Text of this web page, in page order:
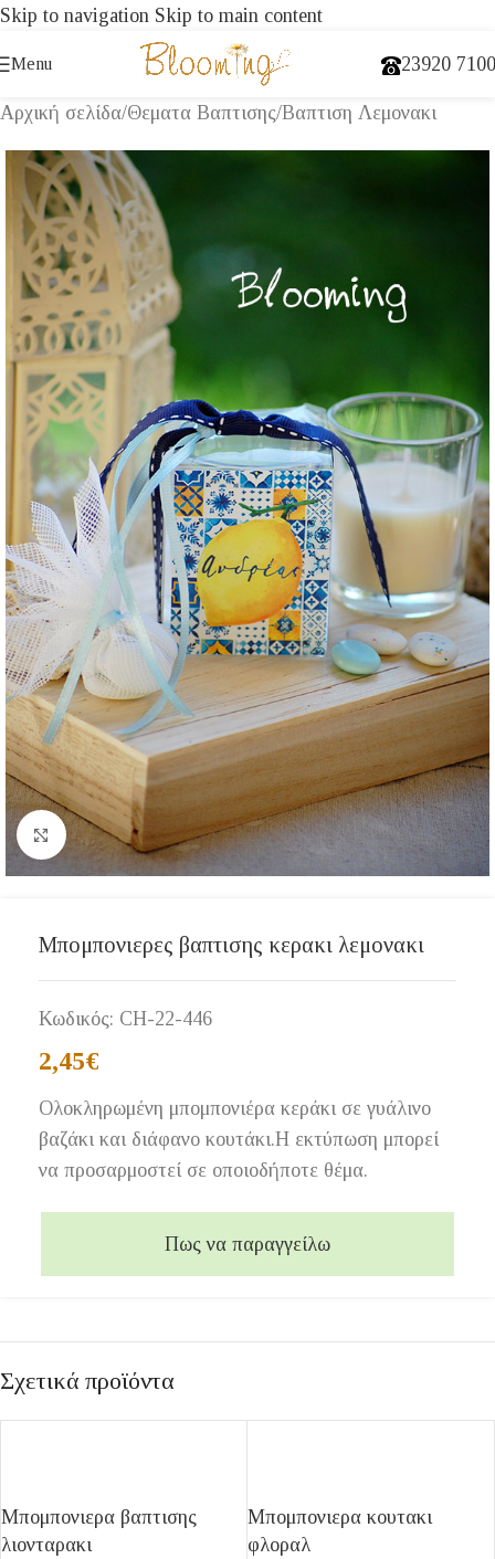
Skip to navigation Skip to main content
Menu 23920
Αρχική σελίδα/Θεματα Βαπτισης/Βαπτιση Λεμονακι
Click to enlarge
Μπομπονιερες βαπτισης κερακι λεμονακι
Κωδικός: CH-22-446
2,45€
Ολοκληρωμένη μπομπονιέρα κεράκι σε γυάλινο
βαζάκι και διάφανο κουτάκι.Η εκτύπωση μπορεί
να προσαρμοστεί σε οποιοδήποτε θέμα.
Πως να παραγγείλω
Σχετικά προϊόντα
Μπομπονιερα βαπτισης
λιονταρακι
Μπομπονιερα κουτακι
φλοραλ